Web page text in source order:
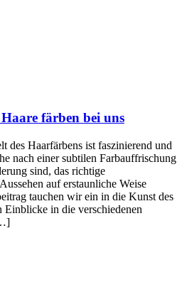
färben bei uns
des Haarfärbens ist faszinierend und
nach einer subtilen Farbauffrischung
sind, das richtige
auf erstaunliche Weise
tauchen wir ein in die Kunst des
Einblicke in die verschiedenen